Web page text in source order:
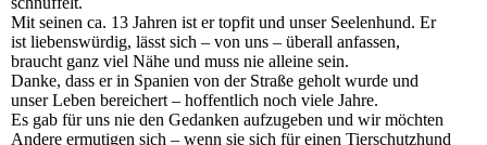
Mit seinen ca. 13 Jahren ist er topfit und unser Seelenhund. Er
ist liebenswürdig, lässt sich – von uns – überall anfassen,
braucht ganz viel Nähe und muss nie alleine sein.
Danke, dass er in Spanien von der Straße geholt wurde und
unser Leben bereichert – hoffentlich noch viele Jahre.
Es gab für uns nie den Gedanken aufzugeben und wir möchten
Andere ermutigen sich – wenn sie sich für einen Tierschutzhund